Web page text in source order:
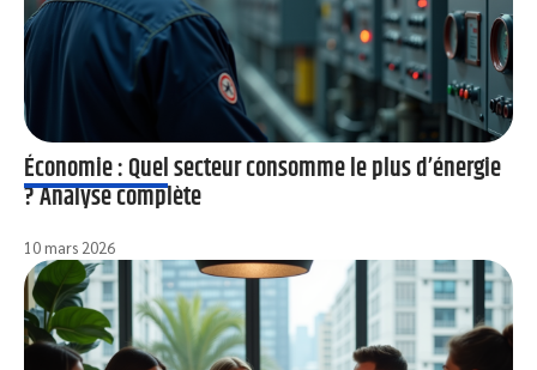
Économie : Quel secteur consomme le plus d’énergie
? Analyse complète
10 mars 2026